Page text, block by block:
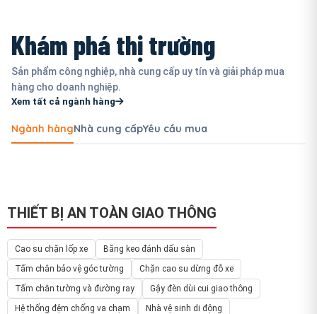
Khám phá thị trường
Sản phẩm công nghiệp, nhà cung cấp uy tín và giải pháp mua
hàng cho doanh nghiệp.
Xem tất cả ngành hàng
Ngành hàngNhà cung cấpYêu cầu mua
THIẾT BỊ AN TOÀN GIAO THÔNG
Cao su chặn lốp xe
Băng keo đánh dấu sàn
Tấm chắn bảo vệ góc tường
Chặn cao su dừng đỗ xe
Tấm chắn tường và đường ray
Gậy đèn dùi cui giao thông
Hệ thống đệm chống va chạm
Nhà vệ sinh di động